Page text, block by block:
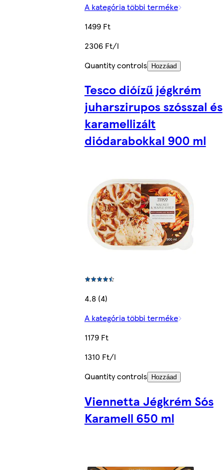
A kategória többi terméke
1499 Ft
2306 Ft/l
Quantity controls
Hozzáad
Tesco dióízű jégkrém
juharszirupos szósszal és
karamellizált
diódarabokkal 900 ml
4.8 (4)
A kategória többi terméke
1179 Ft
1310 Ft/l
Quantity controls
Hozzáad
Viennetta Jégkrém Sós
Karamell 650 ml